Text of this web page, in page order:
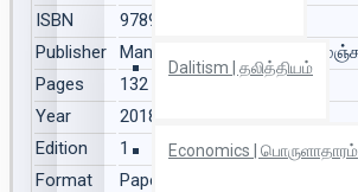
Dalitism | தலித்தியம்
Economics | பொருளாதாரம்
ISBN
9789387383470
Publisher
Manjul Publishing House |
Pages
132
Year
2018
Edition
1
Format
Paper Back